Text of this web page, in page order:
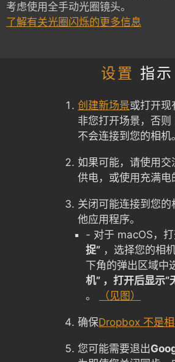
考虑使用全手动光圈镜头。
了解有关光圈闪烁的更多信息
设置 指示
创建新场景或打开现
非您打开场景，否
不会连接到您的相机
如果可能，请使用交
供电，或使用充满电
关闭可能连接到您的
他应用程序。
- 对于 macOS，
捉” ，选择您的相
下角的弹出区域中
机” ，打开后显示“
。
（见图）
确保Dropbox 不是
您可能需要退出